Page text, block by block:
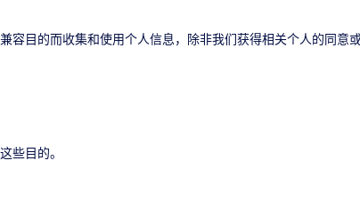
容目的而收集和使用个人信息，除非我们获得相关个人的同意
些目的。